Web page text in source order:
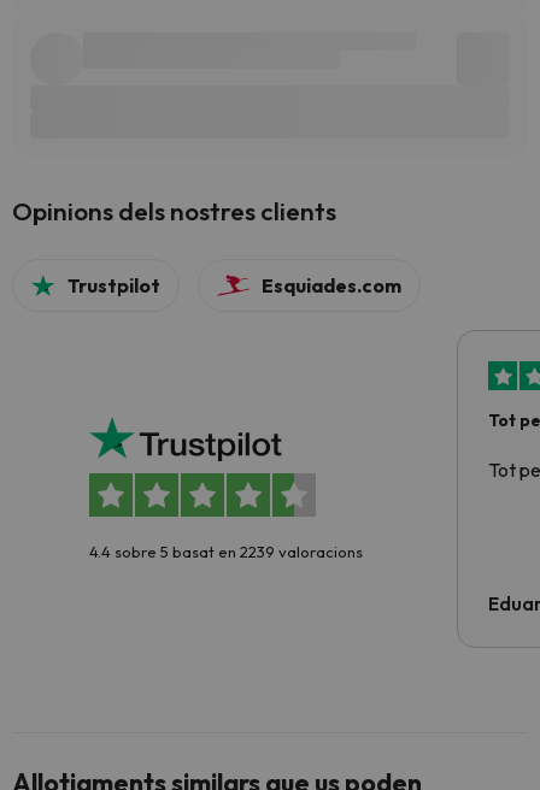
Opinions dels nostres clients
Trustpilot Esquiades.com
4.4 sobre 5 basat en 2239 valoracions
Tot
Tot
Allotjaments similars que us poden